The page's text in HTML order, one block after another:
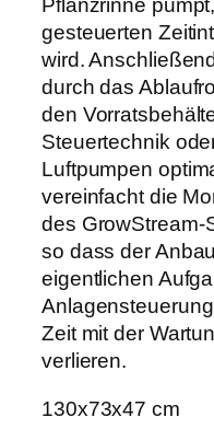
Pflanzrinne
gesteuerten
wird.
durch das
den
Steuertechnik
Luftpumpen
vereinfacht die
des GrowStream-
so dass der
eigentlichen
Zeit mit der
verlieren.
130x73x47 cm